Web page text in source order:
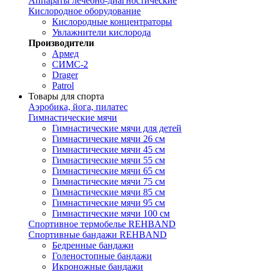
Кислородное оборудование
Кислородные концентраторы
Увлажнители кислорода
Производители
Армед
СИМС-2
Drager
Patrol
Товары для спорта
Аэробика, йога, пилатес
Гимнастические мячи
Гимнастические мячи для детей
Гимнастические мячи 26 см
Гимнастические мячи 45 см
Гимнастические мячи 55 см
Гимнастические мячи 65 см
Гимнастические мячи 75 см
Гимнастические мячи 85 см
Гимнастические мячи 95 см
Гимнастические мячи 100 см
Спортивное термобелье REHBAND
Спортивные бандажи REHBAND
Бедренные бандажи
Голеностопные бандажи
Икроножные бандажи